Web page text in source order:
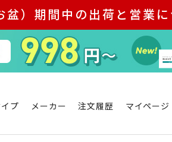
盆）期間中の出荷と営業に
プ メーカー 注文履歴 マイページ